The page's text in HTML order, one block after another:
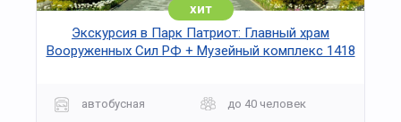
хит
Экскурсия в Парк Патриот: Главный храм
Вооруженных Сил РФ + Музейный комплекс 1418
автобусная
до 40 человек